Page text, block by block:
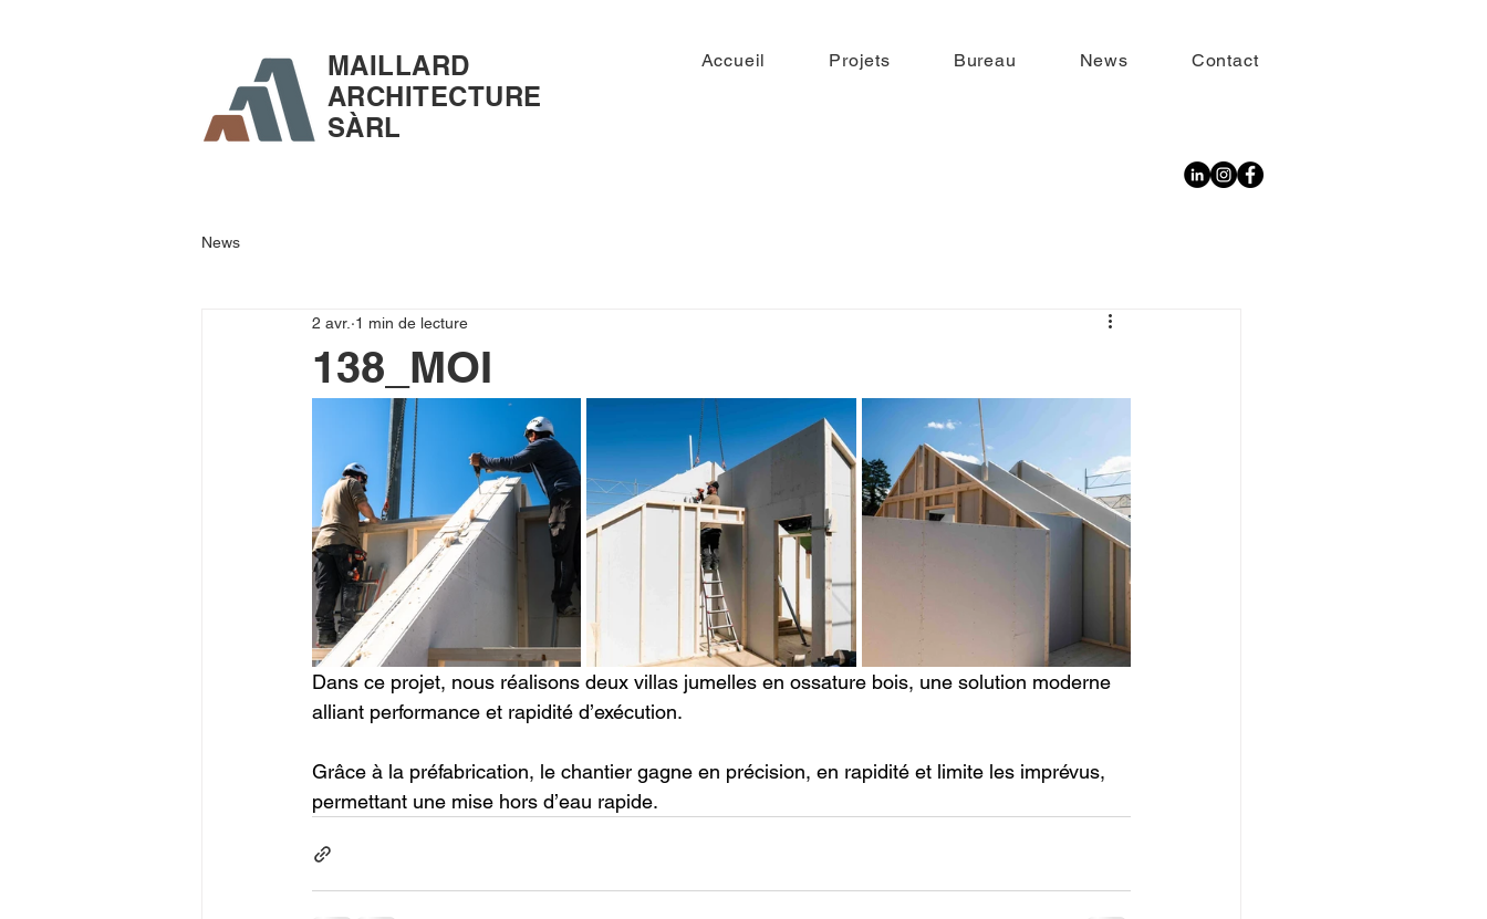
MAILLARD
ARCHITECTURE
SÀRL
Accueil Projets Bureau News Contact
News
138_MOI
2 avr. 1 min de lecture
Dans ce projet, nous réalisons deux villas jumelles en ossature bois, une solution moderne
alliant performance et rapidité d’exécution.
Grâce à la préfabrication, le chantier gagne en précision, en rapidité et limite les imprévus,
permettant une mise hors d’eau rapide.